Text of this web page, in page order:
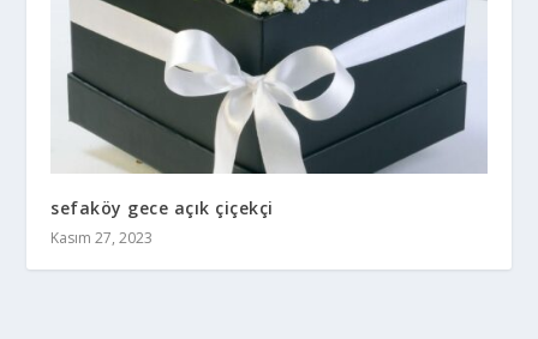
sefaköy gece açık çiçekçi
Kasım 27, 2023